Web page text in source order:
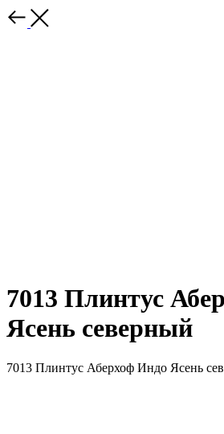
7013 Плинтус
Ясень северный
7013 Плинтус Аберхоф Индо Ясень